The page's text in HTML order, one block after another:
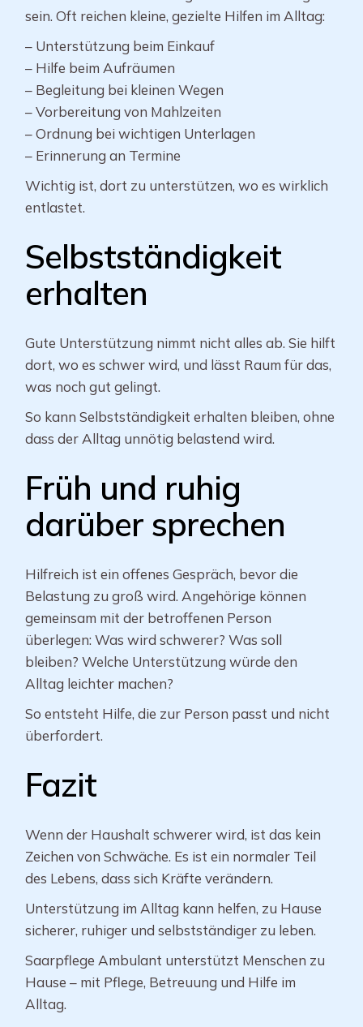
sein. Oft reichen kleine, gezielte Hilfen im Alltag:
– Unterstützung beim Einkauf
– Hilfe beim Aufräumen
– Begleitung bei kleinen Wegen
– Vorbereitung von Mahlzeiten
– Ordnung bei wichtigen Unterlagen
– Erinnerung an Termine
Wichtig ist, dort zu unterstützen, wo es wirklich
entlastet.
Selbstständigkeit
erhalten
Gute Unterstützung nimmt nicht alles ab. Sie hilft
dort, wo es schwer wird, und lässt Raum für das,
was noch gut gelingt.
So kann Selbstständigkeit erhalten bleiben, ohne
dass der Alltag unnötig belastend wird.
Früh und ruhig
darüber sprechen
Hilfreich ist ein offenes Gespräch, bevor die
Belastung zu groß wird. Angehörige können
gemeinsam mit der betroffenen Person
überlegen: Was wird schwerer? Was soll
bleiben? Welche Unterstützung würde den
Alltag leichter machen?
So entsteht Hilfe, die zur Person passt und nicht
überfordert.
Fazit
Wenn der Haushalt schwerer wird, ist das kein
Zeichen von Schwäche. Es ist ein normaler Teil
des Lebens, dass sich Kräfte verändern.
Unterstützung im Alltag kann helfen, zu Hause
sicherer, ruhiger und selbstständiger zu leben.
Saarpflege Ambulant unterstützt Menschen zu
Hause – mit Pflege, Betreuung und Hilfe im
Alltag.